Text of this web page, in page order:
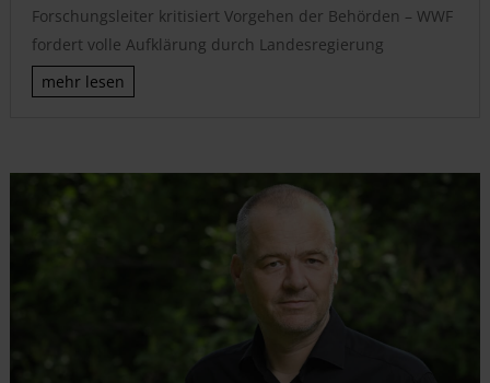
Forschungsleiter kritisiert Vorgehen der Behörden – WWF
fordert volle Aufklärung durch Landesregierung
mehr lesen